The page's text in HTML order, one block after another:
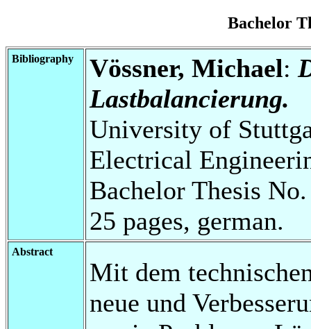
Bachelor
Bibliography Vössner, Michael:
Lastbalancierung.
University of
Electrical
Bachelor Thesis
25 pages, german.
Abstract
Mit dem
neue und